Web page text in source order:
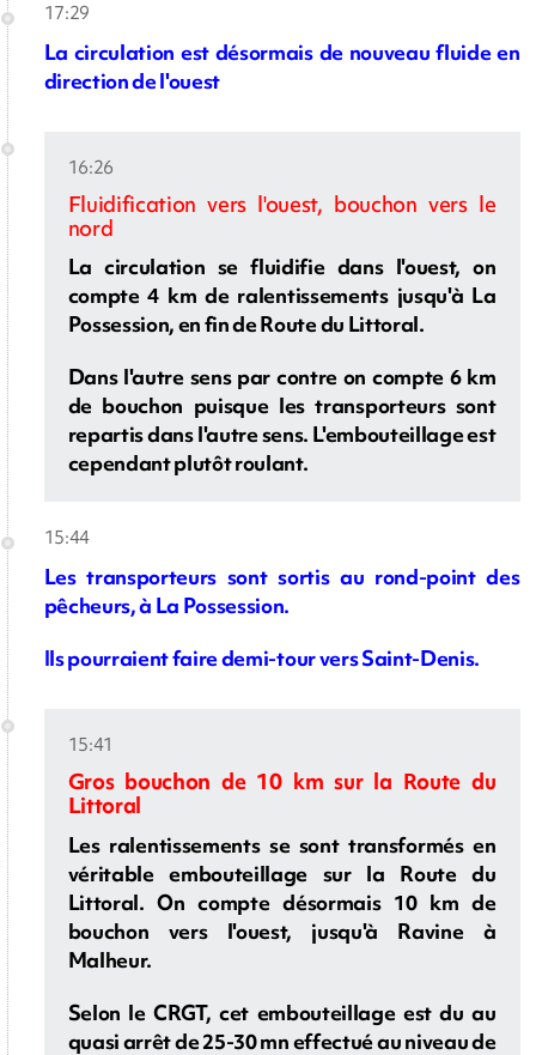
17:29
La circulation est désormais de nouveau fluide en
direction de l'ouest
16:26
Fluidification vers l'ouest, bouchon vers le
nord
La circulation se fluidifie dans l'ouest, on
compte 4 km de ralentissements jusqu'à La
Possession, en fin de Route du Littoral.
Dans l'autre sens par contre on compte 6 km
de bouchon puisque les transporteurs sont
repartis dans l'autre sens. L'embouteillage est
cependant plutôt roulant.
15:44
Les transporteurs sont sortis au rond-point des
pêcheurs, à La Possession.
Ils pourraient faire demi-tour vers Saint-Denis.
15:41
Gros bouchon de 10 km sur la Route du
Littoral
Les ralentissements se sont transformés en
véritable embouteillage sur la Route du
Littoral. On compte désormais 10 km de
bouchon vers l'ouest, jusqu'à Ravine à
Malheur.
Selon le CRGT, cet embouteillage est du au
quasi arrêt de 25-30 mn effectué au niveau de